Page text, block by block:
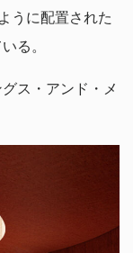
うに配置された
る。
ス・アンド・メ